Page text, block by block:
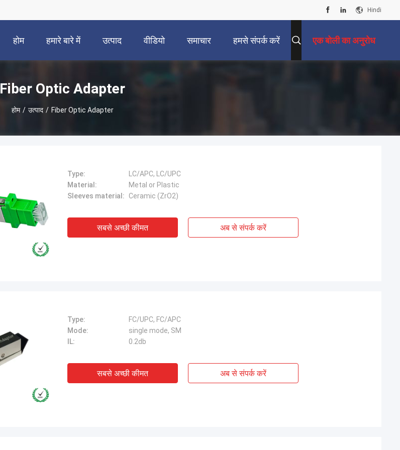
Hindi
होम हमारे बारे में उत्पाद वीडियो समाचार हमसे संपर्क करें एक बोली का अनुरोध
Fiber Optic Adapter
होम / उत्पाद / Fiber Optic Adapter
Type:
LC/APC, LC/UPC
Material:
Metal or Plastic
Sleeves material:
Ceramic (ZrO2)
सबसे अच्छी कीमत अब से संपर्क करें
Type:
FC/UPC, FC/APC
Mode:
single mode, SM
IL:
0.2db
सबसे अच्छी कीमत अब से संपर्क करें